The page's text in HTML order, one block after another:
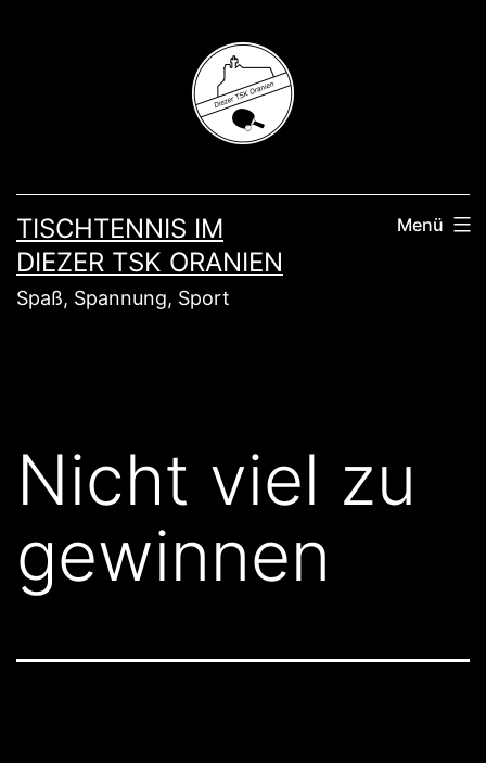
TISCHTENNIS IM
DIEZER TSK ORANIEN
Spaß, Spannung, Sport
Menü
Nicht viel zu
gewinnen